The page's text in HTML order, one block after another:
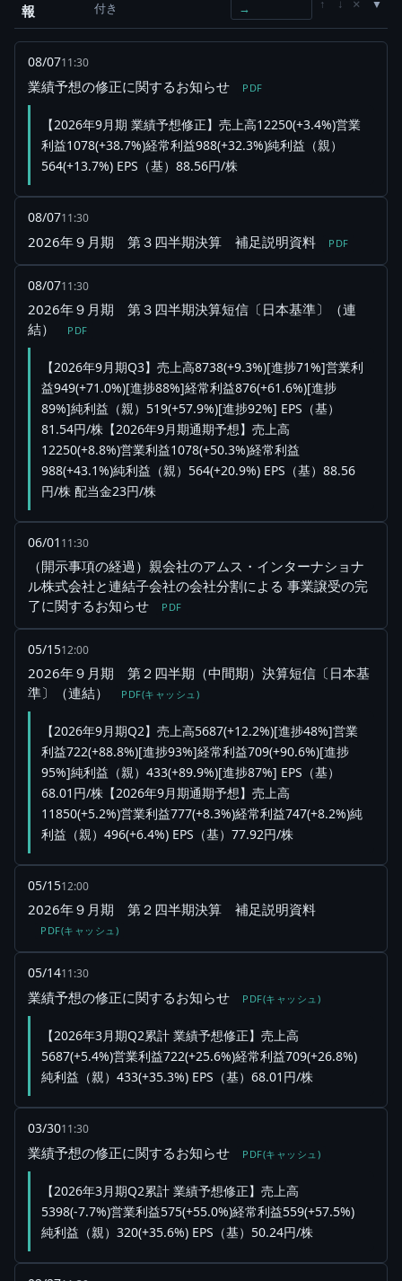
報
付き
→
08/0711:30
業績予想の修正に関するお知らせ PDF
【2026年9月期 業績予想修正】売上高12250(+3.4%)営業
利益1078(+38.7%)経常利益988(+32.3%)純利益（親）
564(+13.7%) EPS（基）88.56円/株
08/0711:30
2026年９月期 第３四半期決算 補足説明資料 PDF
08/0711:30
2026年９月期 第３四半期決算短信〔日本基準〕（連
結）
PDF
【2026年9月期Q3】売上高8738(+9.3%)[進捗71%]営業利
益949(+71.0%)[進捗88%]経常利益876(+61.6%)[進捗
89%]純利益（親）519(+57.9%)[進捗92%] EPS（基）
81.54円/株【2026年9月期通期予想】売上高
12250(+8.8%)営業利益1078(+50.3%)経常利益
988(+43.1%)純利益（親）564(+20.9%) EPS（基）88.56
円/株 配当金23円/株
06/01 11:30
（開示事項の経過）親会社のアムス・インターナショナ
ル株式会社と連結子会社の会社分割による 事業譲受の完
了に関するお知らせ
PDF
05/1512:00
2026年９月期 第２四半期（中間期）決算短信〔日本基
準〕（連結）
PDF(キャッシュ)
【2026年9月期Q2】売上高5687(+12.2%)[進捗48%]営業
利益722(+88.8%)[進捗93%]経常利益709(+90.6%)[進捗
95%]純利益（親）433(+89.9%)[進捗87%] EPS（基）
68.01円/株【2026年9月期通期予想】売上高
11850(+5.2%)営業利益777(+8.3%)経常利益747(+8.2%)純
利益（親）496(+6.4%) EPS（基）77.92円/株
05/1512:00
2026年９月期 第２四半期決算 補足説明資料
PDF(キャッシュ)
05/1411:30
業績予想の修正に関するお知らせ PDF(キャッシュ)
【2026年3月期Q2累計 業績予想修正】売上高
5687(+5.4%)営業利益722(+25.6%)経常利益709(+26.8%)
純利益（親）433(+35.3%) EPS（基）68.01円/株
03/3011:30
業績予想の修正に関するお知らせ PDF(キャッシュ)
【2026年3月期Q2累計 業績予想修正】売上高
5398(-7.7%)営業利益575(+55.0%)経常利益559(+57.5%)
純利益（親）320(+35.6%) EPS（基）50.24円/株